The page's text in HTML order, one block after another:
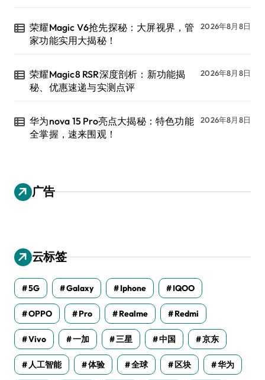
荣耀Magic V6抢先探秘：大屏视界，管
家功能实用大揭秘！
2026年8月8日
荣耀Magic8 RSR深度剖析：新功能揭
秘、优惠速递与实测点评
2026年8月8日
华为nova 15 Pro亮点大揭秘：特色功能
全掌握，速来围观！
2026年8月8日
广告
云标签
5G Galaxy Iphone IQOO
OPPO Pro Realme Redmi
Vivo 一加 三星 中国 京东
人工智能 体验 全球 区块 华为